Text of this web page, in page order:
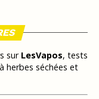
sur LesVapos, tests
herbes séchées et